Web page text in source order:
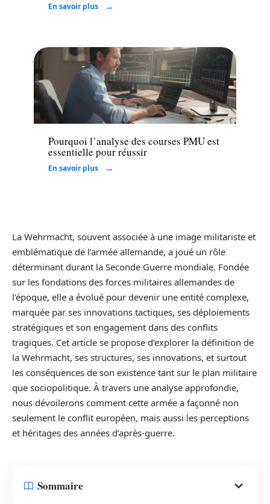
En savoir plus
Loisirs
Pourquoi l’analyse des courses PMU est
essentielle pour réussir
En savoir plus
La Wehrmacht, souvent associée à une image militariste et
emblématique de l’armée allemande, a joué un rôle
déterminant durant la Seconde Guerre mondiale. Fondée
sur les fondations des forces militaires allemandes de
l’époque, elle a évolué pour devenir une entité complexe,
marquée par ses innovations tactiques, ses déploiements
stratégiques et son engagement dans des conflits
tragiques. Cet article se propose d’explorer la définition de
la Wehrmacht, ses structures, ses innovations, et surtout
les conséquences de son existence tant sur le plan militaire
que sociopolitique. À travers une analyse approfondie,
nous dévoilerons comment cette armée a façonné non
seulement le conflit européen, mais aussi les perceptions
et héritages des années d’après-guerre.
Sommaire